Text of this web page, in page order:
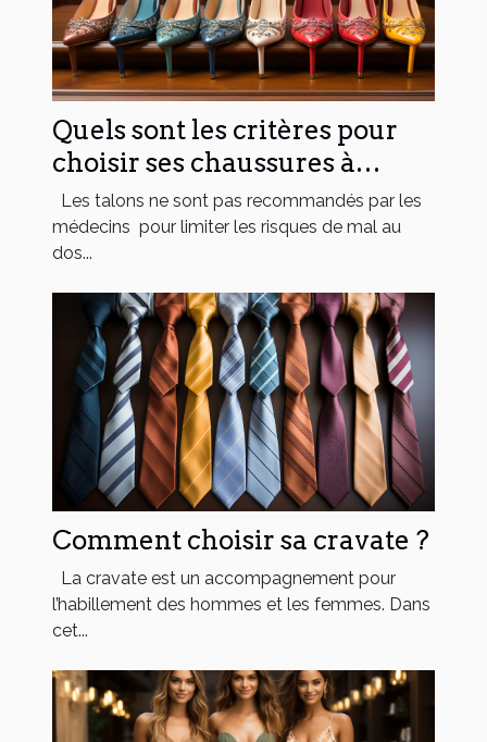
Quels sont les critères pour
choisir ses chaussures à
talons ?
Les talons ne sont pas recommandés par les
médecins pour limiter les risques de mal au
dos...
Comment choisir sa cravate ?
La cravate est un accompagnement pour
l’habillement des hommes et les femmes. Dans
cet...